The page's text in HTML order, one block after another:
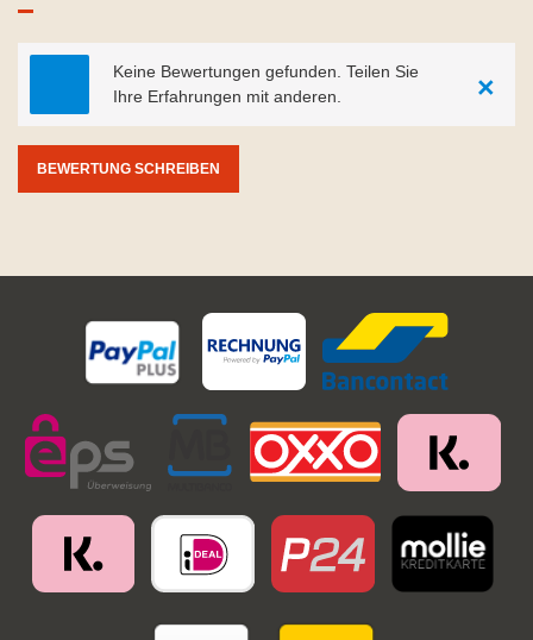
Keine Bewertungen gefunden. Teilen Sie
Ihre Erfahrungen mit anderen.
×
BEWERTUNG SCHREIBEN